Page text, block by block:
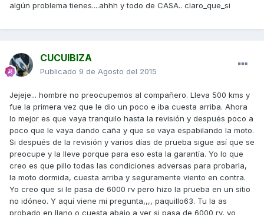
algún problema tienes....ahhh y todo de CASA.. claro_que_si
CUCUIBIZA
Publicado 9 de Agosto del 2015
Jejeje... hombre no preocupemos al compañero. Lleva 500 kms y
fue la primera vez que le dio un poco e iba cuesta arriba. Ahora
lo mejor es que vaya tranquilo hasta la revisión y después poco a
poco que le vaya dando caña y que se vaya espabilando la moto.
Si después de la revisión y varios días de prueba sigue así que se
preocupe y la lleve porque para eso esta la garantía. Yo lo que
creo es que pillo todas las condiciones adversas para probarla,
la moto dormida, cuesta arriba y seguramente viento en contra.
Yo creo que si le pasa de 6000 rv pero hizo la prueba en un sitio
no idóneo. Y aquí viene mi pregunta,,,, paquillo63. Tu la as
probado en llano o cuesta abajo a ver si pasa de 6000 rv, yo